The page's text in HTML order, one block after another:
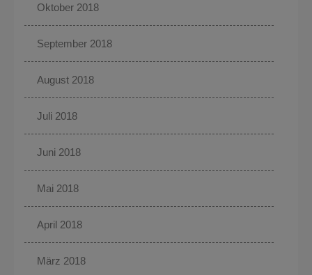
Oktober 2018
September 2018
August 2018
Juli 2018
Juni 2018
Mai 2018
April 2018
März 2018